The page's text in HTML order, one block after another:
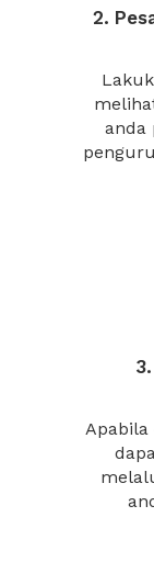
2.
anda
Apabila